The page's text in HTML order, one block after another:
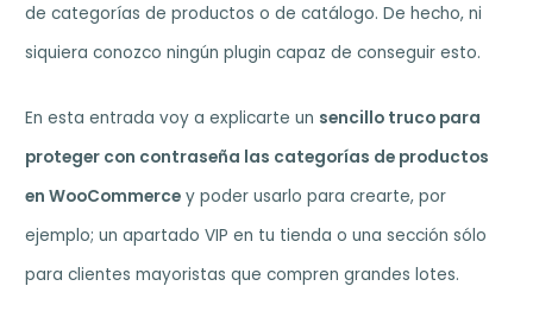
de categorías de productos o de catálogo. De hecho, ni
siquiera conozco ningún plugin capaz de conseguir esto.
En esta entrada voy a explicarte un sencillo truco para
proteger con contraseña las categorías de productos
en WooCommerce y poder usarlo para crearte, por
ejemplo; un apartado VIP en tu tienda o una sección sólo
para clientes mayoristas que compren grandes lotes.